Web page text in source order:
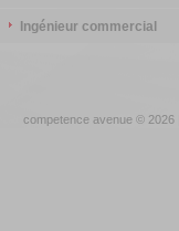
Ingénieur commercial
competence avenue © 2026 |